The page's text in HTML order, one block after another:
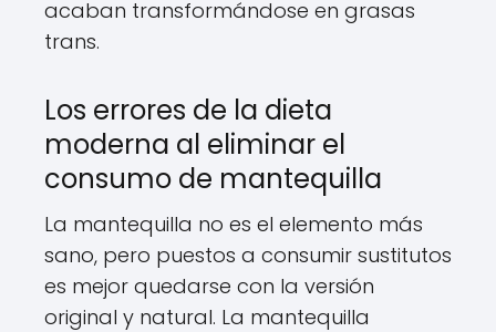
acaban transformándose en grasas
trans.
Los errores de la dieta
moderna al eliminar el
consumo de mantequilla
La mantequilla no es el elemento más
sano, pero puestos a consumir sustitutos
es mejor quedarse con la versión
original y natural. La mantequilla